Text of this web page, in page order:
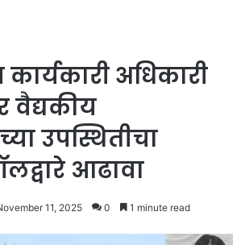
अधिकारी
वैद्यकीय
उपस्थितीचा
आढावा
11, 2025 0 1 minute read